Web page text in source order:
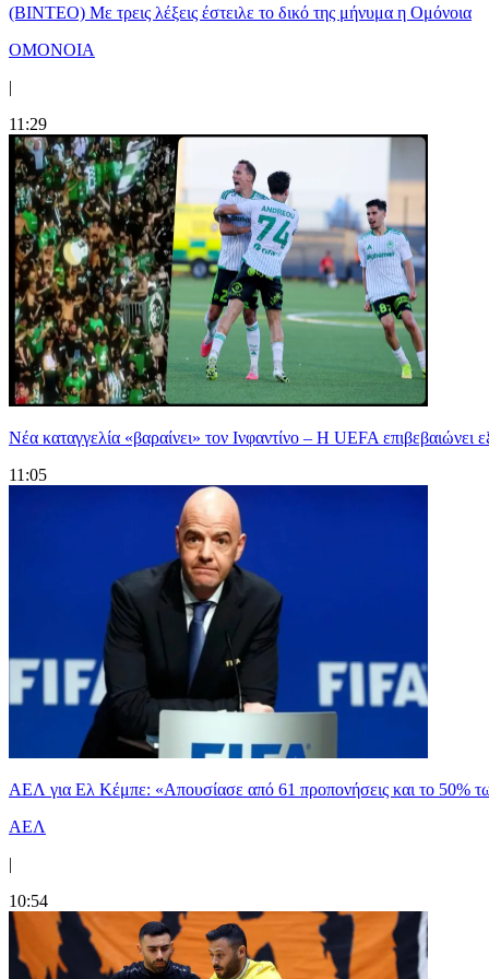
(ΒΙΝΤΕΟ) Με τρεις λέξεις έστειλε το δικό της μήνυμα η Ομόνοια
ΟΜΟΝΟΙΑ
|
11:29
Νέα καταγγελία «βαραίνει» τον Ινφαντίνο – Η UEFA
11:05
ΑΕΛ για Ελ Κέμπε: «Απουσίασε από 61 προπονήσεις και το 50%
ΑΕΛ
|
10:54